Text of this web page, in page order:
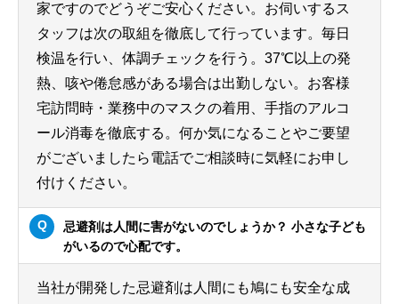
家ですのでどうぞご安心ください。お伺いするス
タッフは次の取組を徹底して行っています。毎日
検温を行い、体調チェックを行う。37℃以上の発
熱、咳や倦怠感がある場合は出勤しない。お客様
宅訪問時・業務中のマスクの着用、手指のアルコ
ール消毒を徹底する。何か気になることやご要望
がございましたら電話でご相談時に気軽にお申し
付けください。
忌避剤は人間に害がないのでしょうか？ 小さな子ども
がいるので心配です。
当社が開発した忌避剤は人間にも鳩にも安全な成